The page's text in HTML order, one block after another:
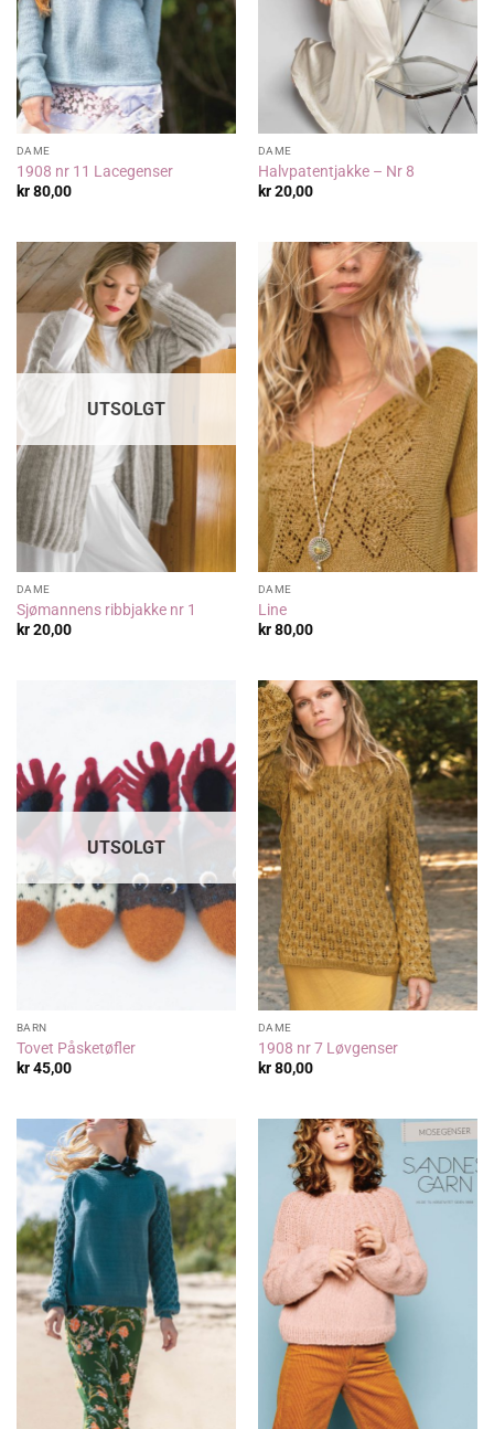
DAME
1908 nr 11 Lacegenser
kr80,00
DAME
Halvpatentjakke – Nr 8
kr20,00
UTSOLGT
DAME
Sjømannens ribbjakke nr 1
kr20,00
DAME
Line
kr80,00
UTSOLGT
BARN
Tovet Påsketøfler
kr45,00
DAME
1908 nr 7 Løvgenser
kr80,00